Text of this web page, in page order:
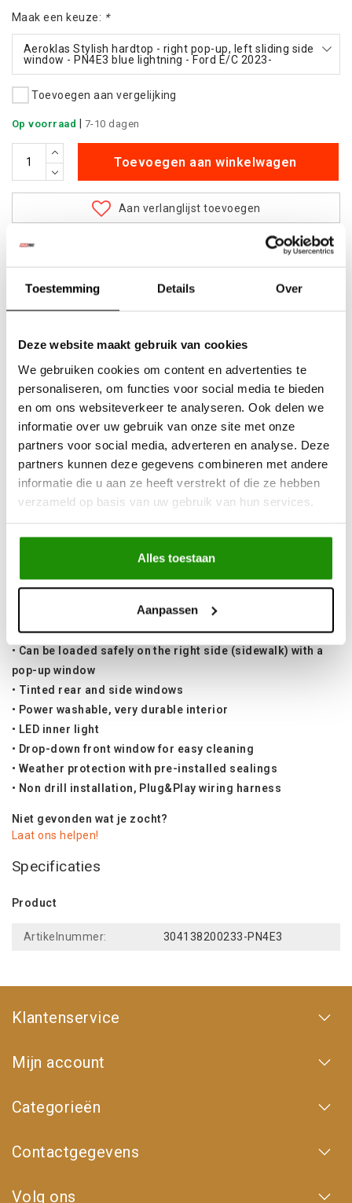
Toestemming Details Over
Deze website maakt gebruik van cookies
We gebruiken cookies om content en advertenties te
personaliseren, om functies voor social media te bieden
en om ons websiteverkeer te analyseren. Ook delen we
informatie over uw gebruik van onze site met onze
partners voor social media, adverteren en analyse. Deze
partners kunnen deze gegevens combineren met andere
informatie die u aan ze heeft verstrekt of die ze hebben
verzameld op basis van uw gebruik van hun services.
Alles toestaan
Aanpassen
Maak een keuze: *
Aeroklas Stylish hardtop - right pop-up, left sliding side
window - PN4E3 blue lightning - Ford E/C 2023-
Toevoegen aan vergelijking
Op voorraad 7-10 dagen
Toevoegen aan winkelwagen
Aan verlanglijst toevoegen
Betaalbare
Advies nodig?
Bel ons op +32 (0)89203068
+500nieuweproducten
Deel dit product
Informatie
• Double shell ABS plastic
• Central locking, push button opening at the back and side
• Air ventilation on the left side (traffic side) with a sliding
window
• Can be loaded safely on the right side (sidewalk) with a
pop-up window
• Tinted rear and side windows
• Power washable, very durable interior
• LED inner light
• Drop-down front window for easy cleaning
• Weather protection with pre-installed sealings
• Non drill installation, Plug&Play wiring harness
Niet gevonden wat je zocht?
Laat ons helpen!
Specificaties
Product
Artikelnummer: 304138200233-PN4E3
Klantenservice
Mijn account
Categorieën
Contactgegevens
Volg ons